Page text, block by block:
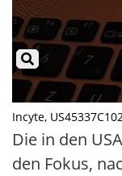
Incyte,
Die in den
den Fokus,